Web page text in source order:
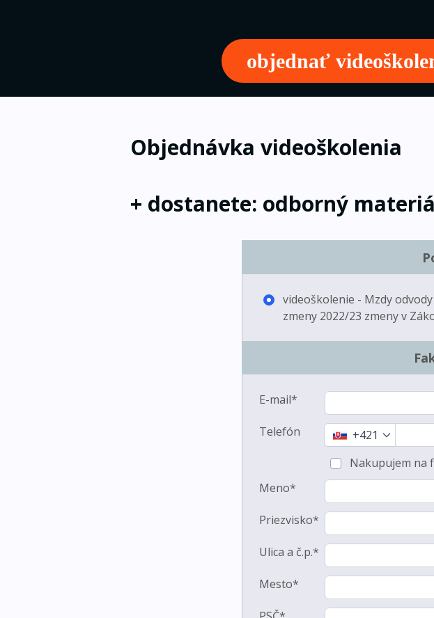
objednať
Objednávka videoškolenia
+ dostanete: odborný
videoškolenie - Mzdy
zmeny 2022/23 zmeny v
E-mail*
Telefón
+421
Nakupujem na
Meno*
Priezvisko*
Ulica a č.p.*
Mesto*